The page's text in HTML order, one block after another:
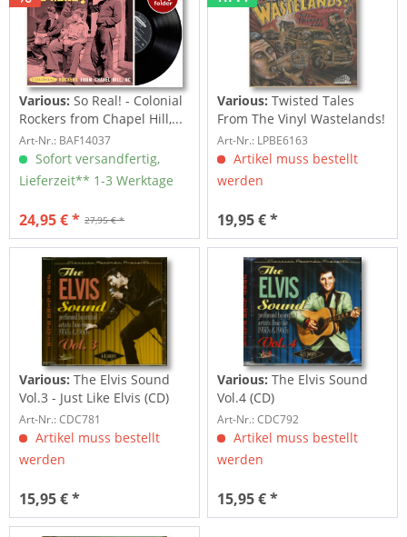
Various: So Real! - Colonial
Rockers from Chapel Hill,...
Art-Nr.: BAF14037
Sofort versandfertig,
Lieferzeit** 1-3 Werktage
27,95 € *
24,95 € *
Various: Twisted Tales
From The Vinyl Wastelands!
Vol.5...
Art-Nr.: LPBE6163
Artikel muss bestellt
werden
19,95 € *
Various: The Elvis Sound
Vol.3 - Just Like Elvis (CD)
Art-Nr.: CDC781
Artikel muss bestellt
werden
15,95 € *
Various: The Elvis Sound
Vol.4 (CD)
Art-Nr.: CDC792
Artikel muss bestellt
werden
15,95 € *